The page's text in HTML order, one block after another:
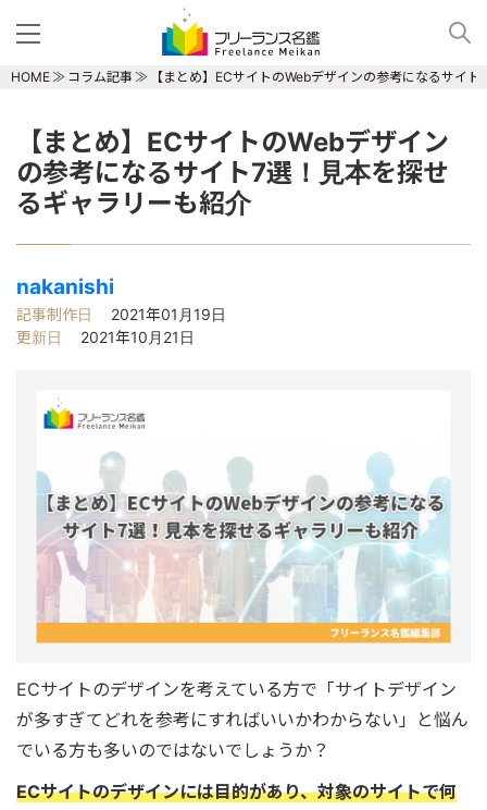
HOME コラム記事 【まとめ】ECサイトのWebデザインの参考になるサイ
【まとめ】ECサイトのWebデザイン
の参考になるサイト7選！見本を探せ
るギャラリーも紹介
nakanishi
記事制作日
2021年01月19日
更新日
2021年10月21日
ECサイトのデザインを考えている方で「サイトデザイン
が多すぎてどれを参考にすればいいかわからない」と悩ん
でいる方も多いのではないでしょうか？
ECサイトのデザインには目的があり、対象のサイトで何